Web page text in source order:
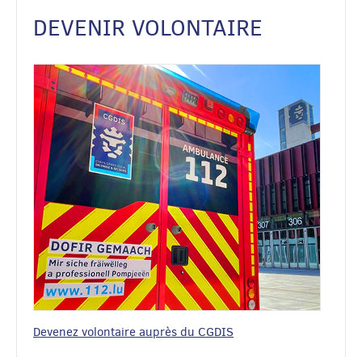
DEVENIR VOLONTAIRE
Devenez volontaire auprès du CGDIS